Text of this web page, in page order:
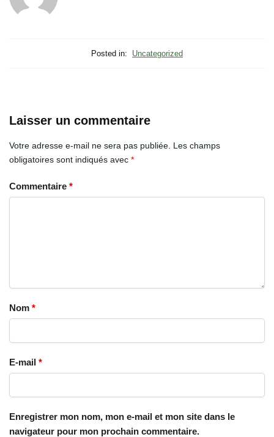
Posted in: Uncategorized
Laisser un commentaire
Votre adresse e-mail ne sera pas publiée. Les champs
obligatoires sont indiqués avec *
Commentaire *
Nom *
E-mail *
Enregistrer mon nom, mon e-mail et mon site dans le
navigateur pour mon prochain commentaire.